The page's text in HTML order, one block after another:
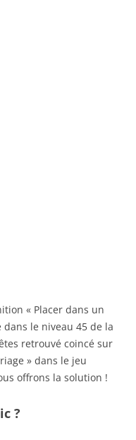
« Placer dans un
le niveau 45 de la
retrouvé coincé sur
» dans le jeu
offrons la solution !
?